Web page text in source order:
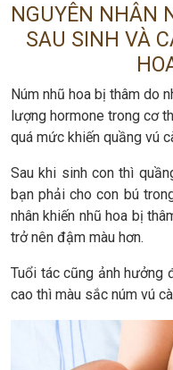
NGUYÊN NHÂN
SAU SINH VÀ
Núm nhũ hoa bị thâm do
lượng hormone trong cơ
quá mức khiến quầng vú
Sau khi sinh con thì
bạn phải cho con bú
nhân khiến nhũ hoa bị
trở nên đậm màu hơn.
Tuổi tác cũng ảnh hưởng
cao thì màu sắc núm vú